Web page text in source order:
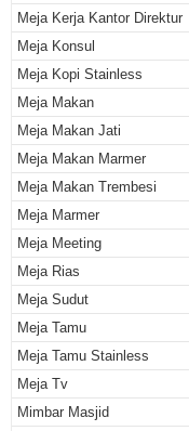
Meja Kerja Kantor Direktur
Meja Konsul
Meja Kopi Stainless
Meja Makan
Meja Makan Jati
Meja Makan Marmer
Meja Makan Trembesi
Meja Marmer
Meja Meeting
Meja Rias
Meja Sudut
Meja Tamu
Meja Tamu Stainless
Meja Tv
Mimbar Masjid